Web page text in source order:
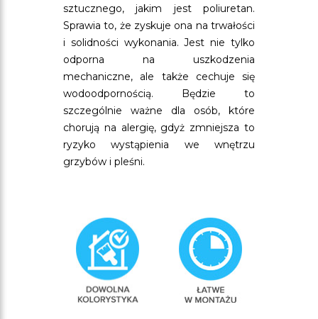
sztucznego, jakim jest poliuretan.
Sprawia to, że zyskuje ona na trwałości
i solidności wykonania. Jest nie tylko
odporna na uszkodzenia
mechaniczne, ale także cechuje się
wodoodpornością. Będzie to
szczególnie ważne dla osób, które
chorują na alergię, gdyż zmniejsza to
ryzyko wystąpienia we wnętrzu
grzybów i pleśni.